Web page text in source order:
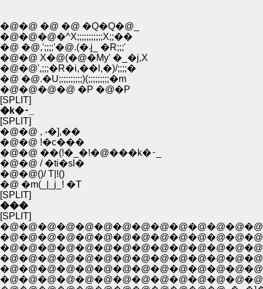
�@�@ �@ �@ �Q�Q�@_
�@�@�@�^X;;;;;;;;;;;X;;��
�@ �@,';;;;'�@.(�܁j_ �R;;;'
�@�@ X�@(�@�My' �_�j,X
�@�@',;;;�R�i,��l,�)/;;;;�
�@ �@.�U;;;;;;;;;;)(;;;;;;;;;�m
�@�@�@�@ �P �@�P
[SPLIT]
�k�𑁉_
[SPLIT]
�@�@ , -�],��
�@�@ !�c���
�@�@ ��(!�_�!�@���k�𑁉_
�@�@ / �ti�sl�
�@�@()/ T|!()
�@ �m(_|_j_! �T
[SPLIT]
���
[SPLIT]